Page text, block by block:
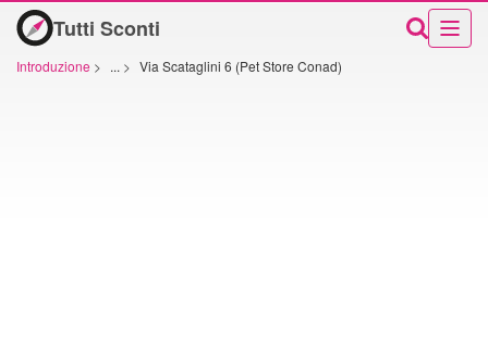
Tutti Sconti
Introduzione > ... > Via Scataglini 6 (Pet Store Conad)